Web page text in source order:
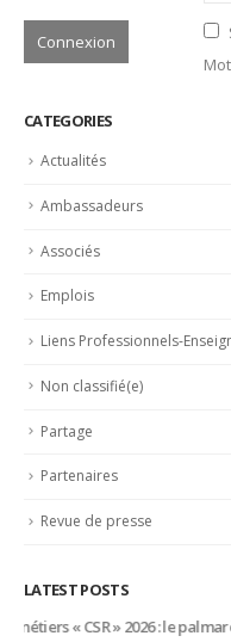
CATEGORIES
Actualités
Ambassadeurs
Associés
Emplois
Liens Professionnels-
Non classifié(e)
Partage
Partenaires
Revue de presse
LATEST POSTS
Bertrand Noeureuil